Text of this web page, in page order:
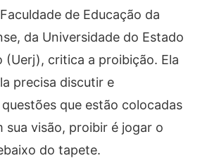
de Educação da
da Universidade do Estado
(Uerj), critica a proibição. Ela
precisa discutir e
que estão colocadas
sua visão, proibir é jogar o
do tapete.